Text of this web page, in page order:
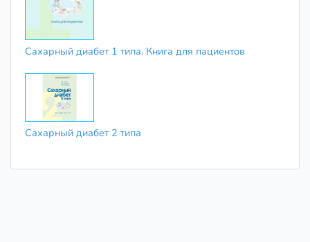
Сахарный диабет 1 типа. Книга для пациентов
Сахарный диабет 2 типа